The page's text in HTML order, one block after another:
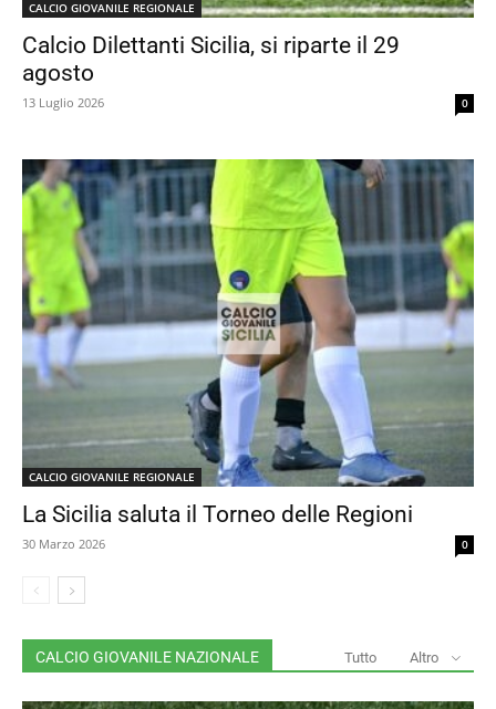
CALCIO GIOVANILE REGIONALE
Calcio Dilettanti Sicilia, si riparte il 29
agosto
13 Luglio 2026 0
CALCIO GIOVANILE REGIONALE
La Sicilia saluta il Torneo delle Regioni
30 Marzo 2026 0
CALCIO GIOVANILE NAZIONALE Tutto Altro